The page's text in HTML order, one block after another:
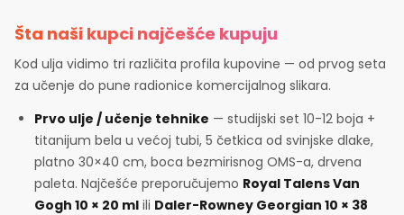
Šta naši kupci najčešće kupuju
Kod ulja vidimo tri različita profila kupovine — od prvog seta
za učenje do pune radionice komercijalnog slikara.
Prvo ulje / učenje tehnike — studijski set 10-12 boja +
titanijum bela u većoj tubi, 5 četkica od svinjske dlake,
platno 30×40 cm, boca bezmirisnog OMS-a, drvena
paleta. Najčešće preporučujemo Royal Talens Van
Gogh 10 × 20 ml ili Daler-Rowney Georgian 10 × 38